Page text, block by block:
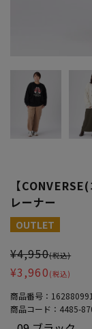
【
レーナー
大きいサイズ レデ
OUTLET
¥4,950(税込)
¥3,960 (税込)
商品番号：
商品コード： 4485-